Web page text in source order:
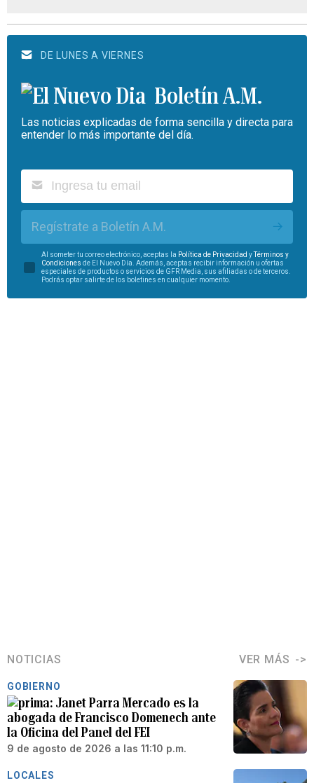
DE LUNES A VIERNES
Boletín A.M.
Las noticias explicadas de forma sencilla y directa para
entender lo más importante del día.
Regístrate a Boletín A.M.
Al someter tu correo electrónico, aceptas la Política de Privacidad yTérminos y
Condiciones de El Nuevo Día. Además, aceptas recibir información u ofertas
especiales de productos o servicios de GFR Media, sus afiliadas o de terceros.
Podrás optar salirte de los boletines en cualquier momento.
NOTICIAS VER MÁS
GOBIERNO
Janet Parra Mercado es la
abogada de Francisco Domenech ante
la Oficina del Panel del FEI
9 de agosto de 2026 a las 11:10 p.m.
LOCALES